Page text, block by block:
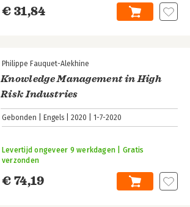
€ 31,84
Philippe Fauquet-Alekhine
Knowledge Management in High
Risk Industries
Gebonden Engels 2020 1-7-2020
€ 74,19
Levertijd ongeveer 9 werkdagen | Gratis
verzonden